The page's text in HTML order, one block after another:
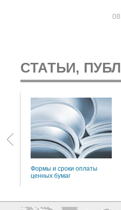
СТАТЬИ,
Формы и сроки оплаты
ценных бумаг